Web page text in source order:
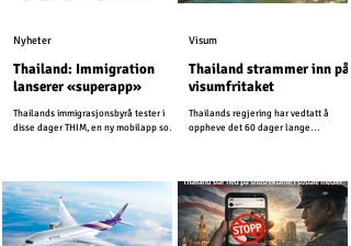
Thailand: Immigration
lanserer «superapp»
Thailands immigrasjonsbyrå tester i
disse dager THIM, en ny mobilapp som
Nyheter
Thailand strammer inn på
visumfritaket
Thailands regjering har vedtatt å
oppheve det 60 dager lange
Visum